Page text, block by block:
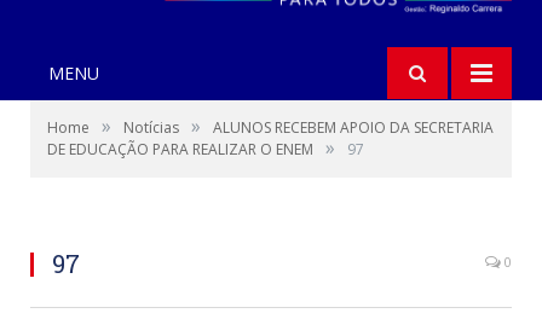
MENU
Home » Notícias »
ALUNOS RECEBEM APOIO DA SECRETARIA
DE EDUCAÇÃO PARA REALIZAR O ENEM
» 97
97 0